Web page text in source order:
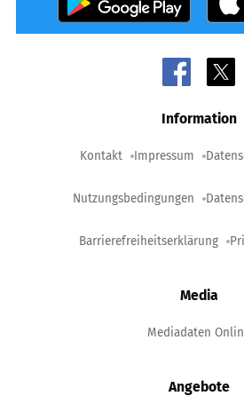
Information
Kontakt Impressum
Nutzungsbedingungen
Barrierefreiheitserklärung
Media
Mediadaten
Angebote